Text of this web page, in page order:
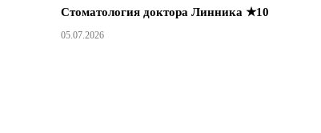
Стоматология доктора Линника ★10
05.07.2026